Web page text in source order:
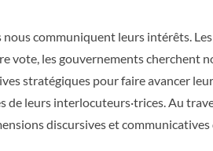
communiquent leurs intérêts.
les gouvernements cherchent
stratégiques pour faire avancer
de leurs interlocuteurs·trices. Au
discursives et